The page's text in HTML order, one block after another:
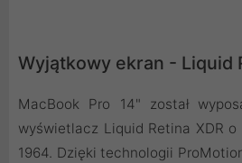
Wyjątkowy ekran - Liquid
MacBook Pro 14" został
wyświetlacz Liquid Retina XDR
1964. Dzięki technologii